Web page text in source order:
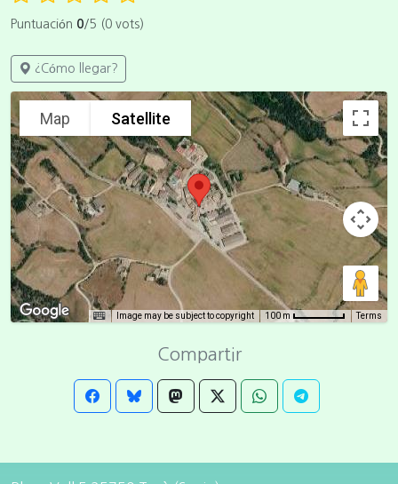
Puntuación 0/5 (0 vots)
¿Cómo llegar?
Map Satellite
Image may be subject to copyright 100 m Terms
Compartir